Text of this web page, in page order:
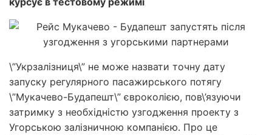
\”Укрзалізниця\” не може назвати точну дату
запуску регулярного пасажирського потягу
\”Мукачево-Будапешт\” євроколією, пов\’язуючи
затримку з необхідністю узгодження проекту з
Угорською залізничною компанією. Про це